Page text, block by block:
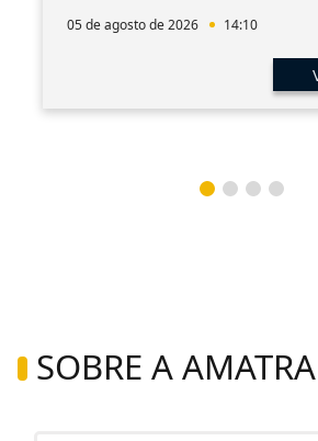
05 de agosto de 2026 14:10
SOBRE A